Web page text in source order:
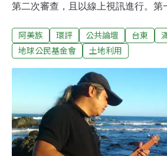
第二次審查，且以線上視訊進行。第
將以4億遭到法拍（詳附件一），質
審。滿地富是20多年前觀光思維下的
伍。而其2001年取得環境影響評估
更及六次環保署審議，最終於2018年
可，前面17年來遲遲沒有依2001年
發，如今台灣與中國關係變化陸客不
COVID-19造成的外國觀光客無法入
在向政府申請許可，且投資人因債務
阿美族 環評 公共論壇 台東
地球公民基金會
土地利用